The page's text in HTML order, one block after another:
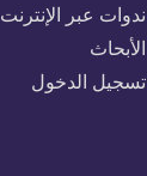
ندوات عبر الإنترنت
الأبحاث
تسجيل الدخول